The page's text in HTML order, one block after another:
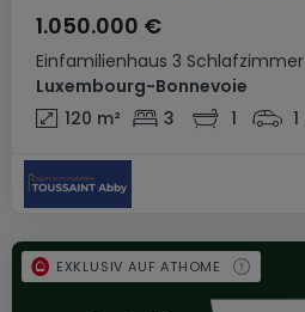
Einfamilienhaus 3 Schlafzimmer
Luxembourg-Bonnevoie
1.050.000 €
120 m² 3 1 1
EXKLUSIV AUF ATHOME